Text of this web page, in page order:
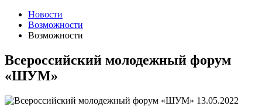
Новости
Возможности
Возможности
Всероссийский молодежный форум
«ШУМ»
13.05.2022